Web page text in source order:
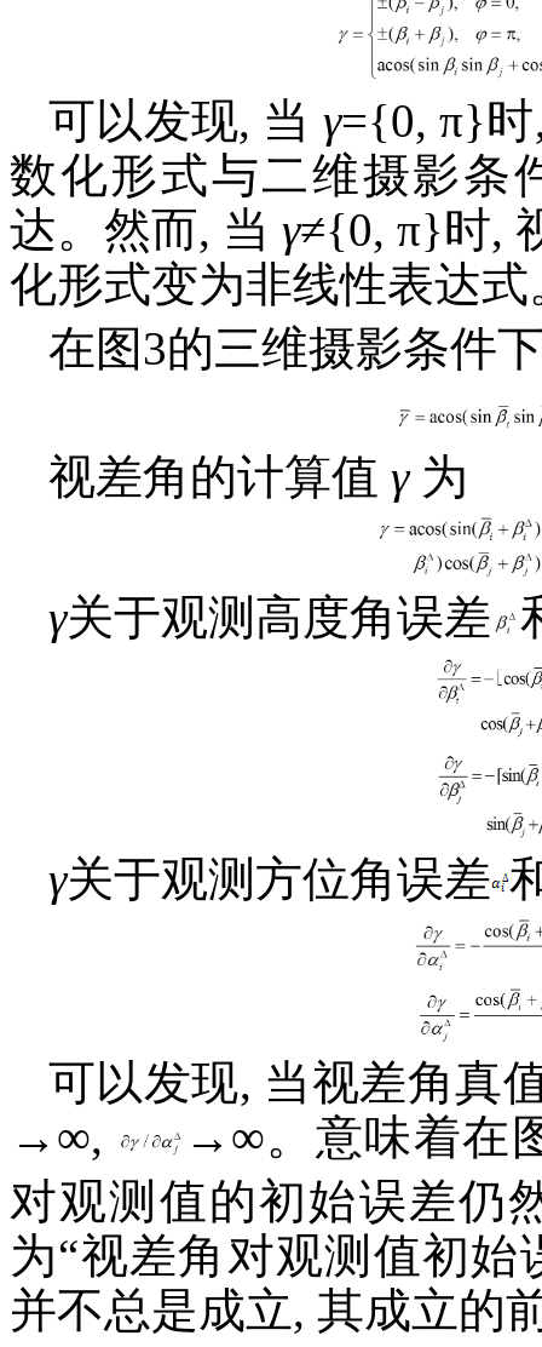
可以发现, 当 γ={0, π}
数化形式与二维摄影条
达。然而, 当 γ≠{0, π}时,
化形式变为非线性表达式
在图3的三维摄影条件
视差角的计算值 γ为
γ关于观测高度角误差
γ关于观测方位角误差
可以发现, 当视差角真
→∞,
→∞。意味着在
对观测值的初始误差仍
为“视差角对观测值初始
并不总是成立, 其成立的